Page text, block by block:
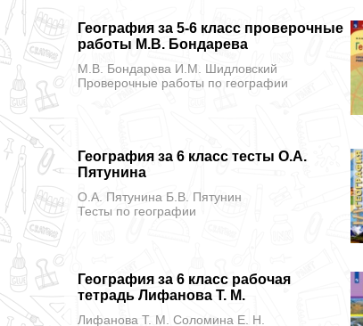
География за 5-6 класс проверочные
работы М.В. Бондарева
М.В. Бондарева И.М. Шидловский
Проверочные работы по географии
География за 6 класс тесты О.А.
Пятунина
О.А. Пятунина Б.В. Пятунин
Тесты по географии
География за 6 класс рабочая
тетрадь Лифанова Т. М.
Лифанова Т. М. Соломина Е. Н.